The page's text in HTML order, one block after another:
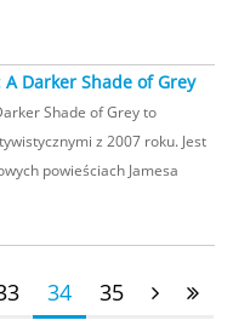
Darker Shade of Grey
Shade of Grey to
z 2007 roku. Jest
powieściach Jamesa
34 35